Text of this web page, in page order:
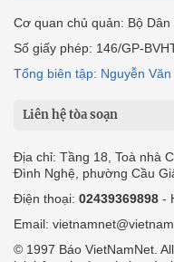
Cơ quan chủ quản: Bộ
Số giấy phép: 146/GP-
Tổng biên tập: Nguyễn Văn
Liên hệ tòa soạn
Địa chỉ: Tầng 18, Toà nhà
Đình Nghệ, phường Cầu
Điện thoại: 02439369898 -
Email:
© 1997 Báo VietNamNet.